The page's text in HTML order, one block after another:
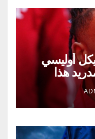
أوليسي
هذا